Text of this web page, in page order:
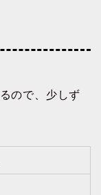
ので、少しず